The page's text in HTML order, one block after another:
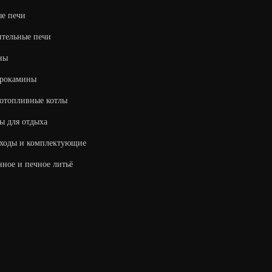
печи
печи
котлы
для отдыха
и комплектующие
и печное литьё